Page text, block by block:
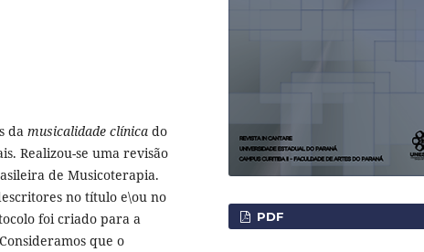
da musicalidade clí­nica do
Realizou-se uma revisão
de Musicoterapia.
no tí­tulo e\ou no
foi criado para a
que o
PDF